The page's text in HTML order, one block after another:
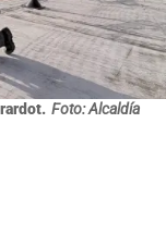
Foto: Alcaldía